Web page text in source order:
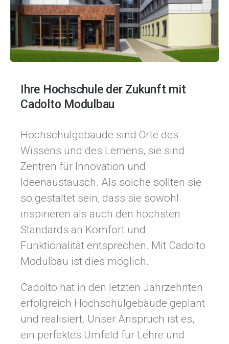
Ihre Hochschule der Zukunft mit
Cadolto Modulbau
Hochschulgebäude sind Orte des
Wissens und des Lernens, sie sind
Zentren für Innovation und
Ideenaustausch. Als solche sollten sie
so gestaltet sein, dass sie sowohl
inspirieren als auch den höchsten
Standards an Komfort und
Funktionalität entsprechen. Mit Cadolto
Modulbau ist dies möglich.
Cadolto hat in den letzten Jahrzehnten
erfolgreich Hochschulgebäude geplant
und realisiert. Unser Anspruch ist es,
ein perfektes Umfeld für Lehre und